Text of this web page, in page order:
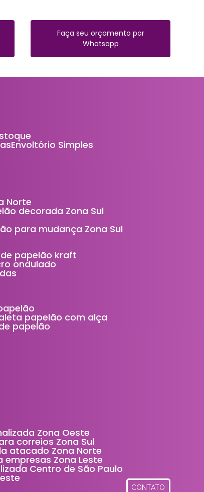
Faça seu orçamento por
Whatsapp
Envoltório Simples
Norte
decorada Zona Sul
para mudança Zona Sul
de papelão kraft
ondulado
papelão com alça
papelão
Zona Oeste
correios Zona Sul
atacado Zona Norte
empresas Zona Leste
Centro de São Paulo
CONTATO